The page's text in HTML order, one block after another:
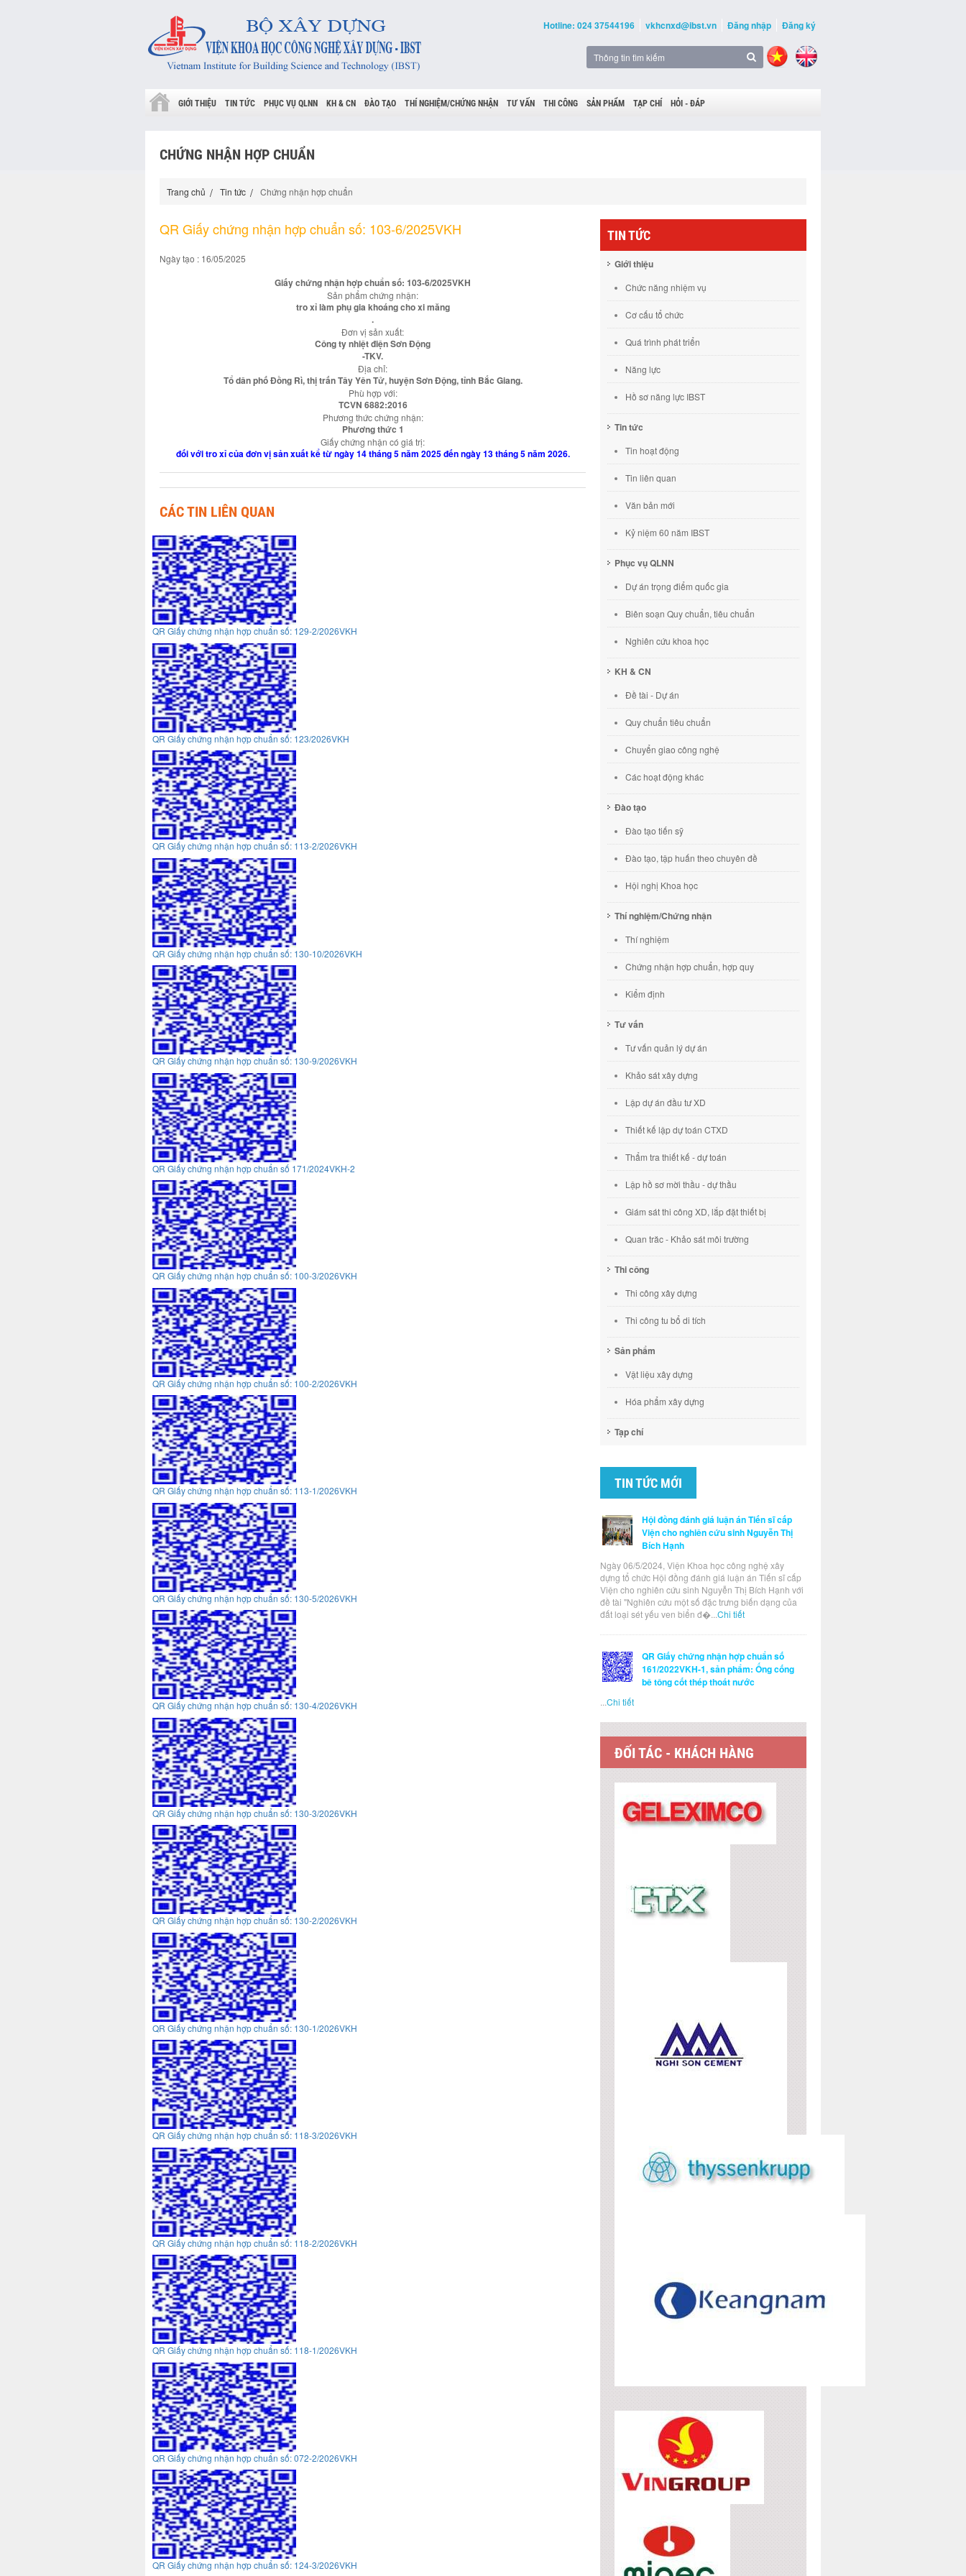
Hotline: 024 37544196 vkhcnxd@ibst.vn Đăng nhập Đăng ký
GIỚI THIỆU TIN TỨC PHỤC VỤ QLNN KH & CN ĐÀO TẠO THÍ NGHIỆM/CHỨNG NHẬN TƯ VẤN THI CÔNG SẢN PHẨM TẠP CHÍ HỎI - ĐÁP
CHỨNG NHẬN HỢP CHUẨN
Trang chủ Tin tức Chứng nhận hợp chuẩn
QR Giấy chứng nhận hợp chuẩn số: 103-6/2025VKH
Ngày tạo : 16/05/2025
Giấy chứng nhận hợp chuẩn số: 103-6/2025VKH
Sản phẩm chứng nhận:
tro xỉ làm phụ gia khoáng cho xi măng
.
Đơn vị sản xuất:
Công ty nhiệt điện Sơn Động
-TKV.
Địa chỉ:
Tổ dân phố Đồng Rì, thị trấn Tây Yên Tử, huyện Sơn Động, tỉnh Bắc Giang.
Phù hợp với:
TCVN 6882:2016
Phương thức chứng nhận:
Phương thức 1
Giấy chứng nhận có giá trị:
đối với tro xỉ của đơn vị sản xuất kể từ ngày 14 tháng 5 năm 2025 đến ngày 13 tháng 5 năm 2026.
CÁC TIN LIÊN QUAN
QR Giấy chứng nhận hợp chuẩn số: 129-2/2026VKH
QR Giấy chứng nhận hợp chuẩn số: 123/2026VKH
QR Giấy chứng nhận hợp chuẩn số: 113-2/2026VKH
QR Giấy chứng nhận hợp chuẩn số: 130-10/2026VKH
QR Giấy chứng nhận hợp chuẩn số: 130-9/2026VKH
QR Giấy chứng nhận hợp chuẩn số 171/2024VKH-2
QR Giấy chứng nhận hợp chuẩn số: 100-3/2026VKH
QR Giấy chứng nhận hợp chuẩn số: 100-2/2026VKH
QR Giấy chứng nhận hợp chuẩn số: 113-1/2026VKH
QR Giấy chứng nhận hợp chuẩn số: 130-5/2026VKH
QR Giấy chứng nhận hợp chuẩn số: 130-4/2026VKH
QR Giấy chứng nhận hợp chuẩn số: 130-3/2026VKH
QR Giấy chứng nhận hợp chuẩn số: 130-2/2026VKH
QR Giấy chứng nhận hợp chuẩn số: 130-1/2026VKH
QR Giấy chứng nhận hợp chuẩn số: 118-3/2026VKH
QR Giấy chứng nhận hợp chuẩn số: 118-2/2026VKH
QR Giấy chứng nhận hợp chuẩn số: 118-1/2026VKH
QR Giấy chứng nhận hợp chuẩn số: 072-2/2026VKH
QR Giấy chứng nhận hợp chuẩn số: 124-3/2026VKH
TIN TỨC
Giới thiệu
Chức năng nhiệm vụ
Cơ cấu tổ chức
Quá trình phát triển
Năng lực
Hồ sơ năng lực IBST
Tin tức
Tin hoạt động
Tin liên quan
Văn bản mới
Kỷ niệm 60 năm IBST
Phục vụ QLNN
Dự án trọng điểm quốc gia
Biên soạn Quy chuẩn, tiêu chuẩn
Nghiên cứu khoa học
KH & CN
Đề tài - Dự án
Quy chuẩn tiêu chuẩn
Chuyển giao công nghệ
Các hoạt động khác
Đào tạo
Đào tạo tiến sỹ
Đào tạo, tập huấn theo chuyên đề
Hội nghị Khoa học
Thí nghiệm/Chứng nhận
Thí nghiệm
Chứng nhận hợp chuẩn, hợp quy
Kiểm định
Tư vấn
Tư vấn quản lý dự án
Khảo sát xây dựng
Lập dự án đầu tư XD
Thiết kế lập dự toán CTXD
Thẩm tra thiết kế - dự toán
Lập hồ sơ mời thầu - dự thầu
Giám sát thi công XD, lắp đặt thiết bị
Quan trăc - Khảo sát môi trường
Thi công
Thi công xây dựng
Thi công tu bổ di tích
Sản phẩm
Vật liệu xây dựng
Hóa phẩm xây dựng
Tạp chí
TIN TỨC MỚI
Hội đồng đánh giá luận án Tiến sĩ cấp
Viện cho nghiên cứu sinh Nguyễn Thị
Bích Hạnh
Ngày 06/5/2024, Viện Khoa học công nghệ xây
dựng tổ chức Hội đồng đánh giá luận án Tiến sĩ cấp
Viện cho nghiên cứu sinh Nguyễn Thị Bích Hạnh với
đề tài "Nghiên cứu một số đặc trưng biến dạng của
đất loại sét yếu ven biển đ�...Chi tiết
QR Giấy chứng nhận hợp chuẩn số
161/2022VKH-1, sản phẩm: Ống cống
bê tông cốt thép thoát nước
...Chi tiết
ĐỐI TÁC - KHÁCH HÀNG